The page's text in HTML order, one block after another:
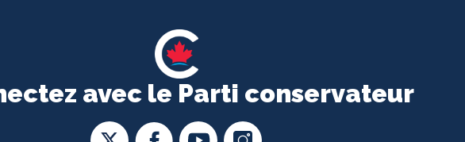
avec le Parti conservateur